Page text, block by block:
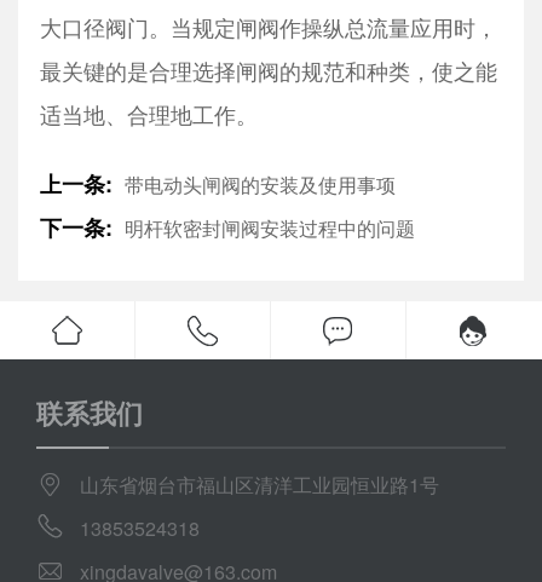
大口径阀门。当规定闸阀作操纵总流量应用时，
最关键的是合理选择闸阀的规范和种类，使之能
适当地、合理地工作。
上一条: 带电动头闸阀的安装及使用事项
下一条: 明杆软密封闸阀安装过程中的问题
联系我们
山东省烟台市福山区清洋工业园恒业路1号
13853524318
xingdavalve@163.com